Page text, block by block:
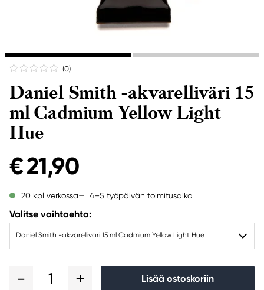
(0)
Daniel Smith -akvarelliväri 15
ml Cadmium Yellow Light
Hue
€ 21,90
20 kpl verkossa 4–5 työpäivän toimitusaika
Valitse vaihtoehto:
Daniel Smith -akvarelliväri 15 ml Cadmium Yellow Light Hue
1 Lisää ostoskoriin